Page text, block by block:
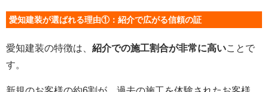
愛知建装が選ばれる理由①：紹介で広がる信頼の証
愛知建装の特徴は、 紹介での施工割合が非常に高いことで
す。